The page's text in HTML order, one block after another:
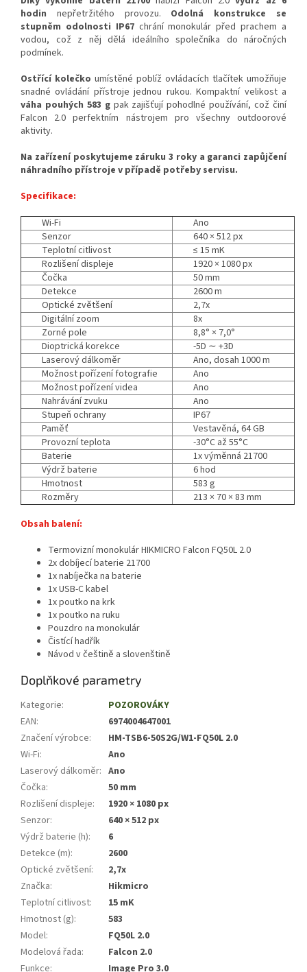
hodin nepřetržitého provozu. Odolná konstrukce se
stupněm odolnosti IP67chrání monokulár před prachem a
vodou, což z něj dělá ideálního společníka do náročných
podmínek.
Ostřící kolečko umístěné poblíž ovládacích tlačítek umožňuje
snadné ovládání přístroje jednou rukou. Kompaktní velikost a
váha pouhých 583 gpak zajišťují pohodlné používání, což činí
Falcon 2.0 perfektním nástrojem pro všechny outdoorové
aktivity.
Na zařízení poskytujeme záruku 3 roky a garanci zapůjčení
náhradního přístroje v případě potřeby servisu.
Specifikace:
Wi-Fi
Ano
Senzor
640 × 512 px
Teplotní citlivost
≤ 15 mK
Rozlišení displeje
1920 × 1080 px
Čočka
50 mm
Detekce
2600 m
Optické zvětšení
2,7x
Digitální zoom
8x
Zorné pole
8,8° × 7,0°
Dioptrická korekce
-5D ∼ +3D
Laserový dálkoměr
Ano, dosah 1000 m
Možnost pořízení fotografie
Ano
Možnost pořízení videa
Ano
Nahrávání zvuku
Ano
Stupeň ochrany
IP67
Paměť
Vestavěná, 64 GB
Provozní teplota
-30°C až 55°C
Baterie
1x výměnná 21700
Výdrž baterie
6 hod
Hmotnost
583 g
Rozměry
213 × 70 × 83 mm
Obsah balení:
Termovizní monokulár HIKMICRO Falcon FQ50L 2.0
2x dobíjecí baterie 21700
1x nabíječka na baterie
1x USB-C kabel
1x poutko na krk
1x poutko na ruku
Pouzdro na monokulár
Čistící hadřík
Návod v češtině a slovenštině
Doplňkové parametry
Kategorie:
POZOROVÁKY
EAN:
6974004647001
Značení výrobce:
HM-TSB6-50S2G/W1-FQ50L 2.0
Wi-Fi:
Ano
Laserový dálkoměr: Ano
Čočka:
50 mm
Rozlišení displeje:
1920 × 1080 px
Senzor:
640 × 512 px
Výdrž baterie (h):
6
Detekce (m):
2600
Optické zvětšení:
2,7x
Značka:
Hikmicro
Teplotní citlivost:
15 mK
Hmotnost (g):
583
Model:
FQ50L 2.0
Modelová řada:
Falcon 2.0
Funkce: Image Pro 3.0